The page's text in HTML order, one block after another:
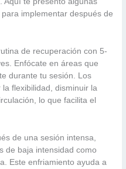
implementar después de
de recuperación con 5-
Enfócate en áreas que
durante tu sesión. Los
flexibilidad, disminuir la
lo que facilita el
de una sesión intensa,
de baja intensidad como
Este enfriamiento ayuda a